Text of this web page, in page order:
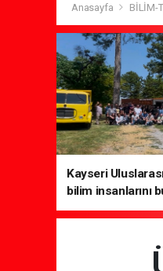
Anasayfa BİLİM-
Kayseri
bilim insanlarını